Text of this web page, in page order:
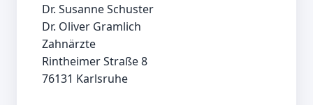
Dr. Susanne Schuster
Dr. Oliver Gramlich
Zahnärzte
Rintheimer Straße 8
76131 Karlsruhe